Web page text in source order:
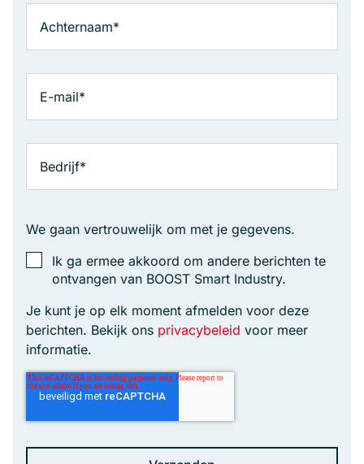
We gaan vertrouwelijk om met je gegevens.
Ik ga ermee akkoord om andere berichten te
ontvangen van BOOST Smart Industry.
Je kunt je op elk moment afmelden voor deze
berichten. Bekijk ons privacybeleid voor meer
informatie.